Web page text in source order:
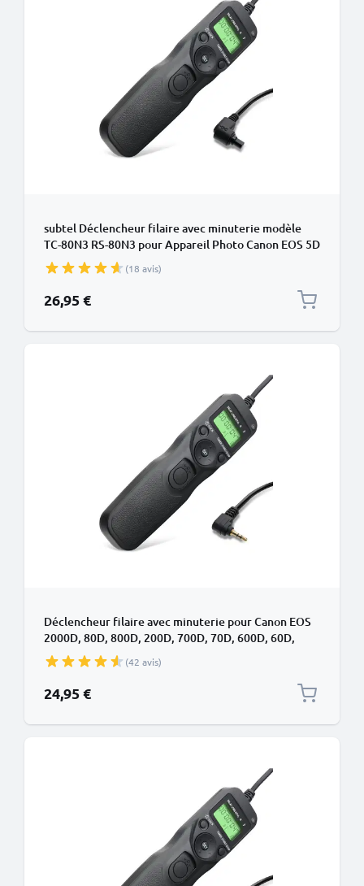
subtel Déclencheur filaire avec minuterie modèle
TC-80N3 RS-80N3 pour Appareil Photo Canon EOS 5D
Mark IV, 5D, 40D, 7D, 5D Mark II, 1D X, 1D Mark IV,
1D X Mark II - Déclencheur à Distance sans fil pour
Caméras Photo
(18 avis)
26,95 €
Déclencheur filaire avec minuterie pour Canon EOS
2000D, 80D, 800D, 200D, 700D, 70D, 600D, 60D,
1100D, Intervallomètre filaire déclencheur pour
appareil photo de
(42 avis)
24,95 €